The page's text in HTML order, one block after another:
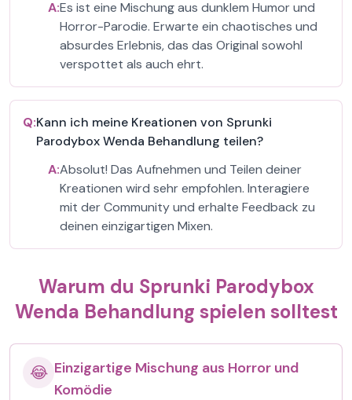
A:Es ist eine Mischung aus dunklem Humor und
Horror-Parodie. Erwarte ein chaotisches und
absurdes Erlebnis, das das Original sowohl
verspottet als auch ehrt.
Q:Kann ich meine Kreationen von Sprunki
Parodybox Wenda Behandlung teilen?
A:Absolut! Das Aufnehmen und Teilen deiner
Kreationen wird sehr empfohlen. Interagiere
mit der Community und erhalte Feedback zu
deinen einzigartigen Mixen.
Warum du Sprunki Parodybox
Wenda Behandlung spielen solltest
😂 Einzigartige Mischung aus Horror und
Komödie